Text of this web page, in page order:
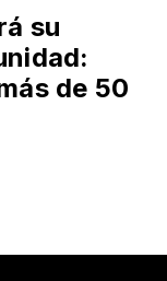
su
de 50